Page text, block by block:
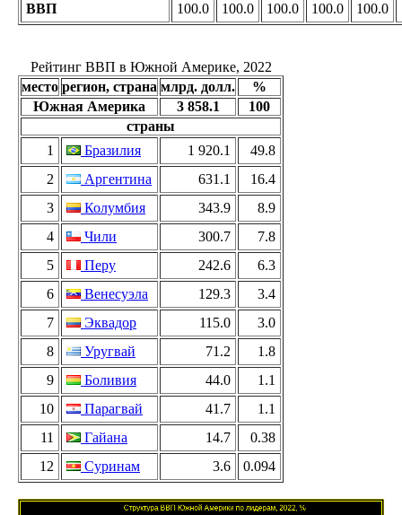
ВВП
100.0 100.0 100.0 100.0 100.0
Рейтинг ВВП в Южной Америке, 2022
место регион, страна млрд. долл.
%
Южная Америка
3 858.1
100
страны
1
Бразилия 1 920.1
49.8
2
Аргентина 631.1
16.4
3
Колумбия 343.9
8.9
4
Чили 300.7
7.8
5
Перу 242.6
6.3
6
Венесуэла 129.3
3.4
7
Эквадор 115.0
3.0
8
Уругвай 71.2
1.8
9
Боливия 44.0
1.1
10
Парагвай 41.7
1.1
11
Гайана 14.7
0.38
12
Суринам 3.6 0.094